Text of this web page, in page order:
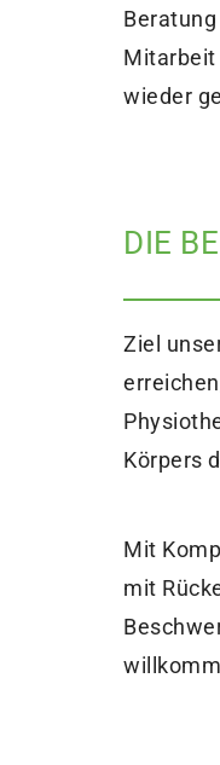
Mitarbeit
wieder
DIE
Ziel
Körpers
Mit
mit